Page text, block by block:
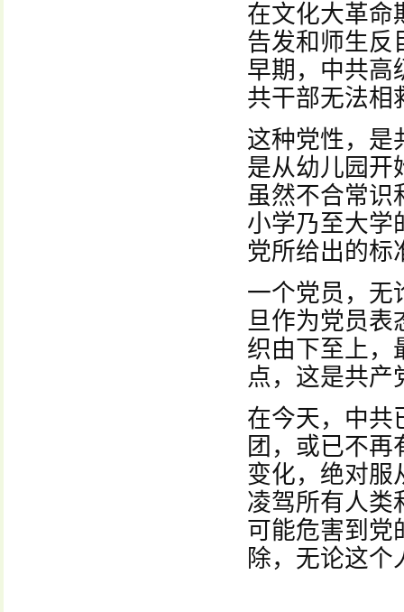
在文化大革命
告发和师生反
早期，中共高
共干部无法相
这种党性，是
是从幼儿园开
虽然不合常识
小学乃至大学
党所给出的标
一个党员，无
旦作为党员表
织由下至上，
点，这是共产
在今天，中共
团，或已不
变化，绝对服
凌驾所有人类
可能危害到党
除，无论这个